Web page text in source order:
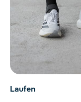
Laufen